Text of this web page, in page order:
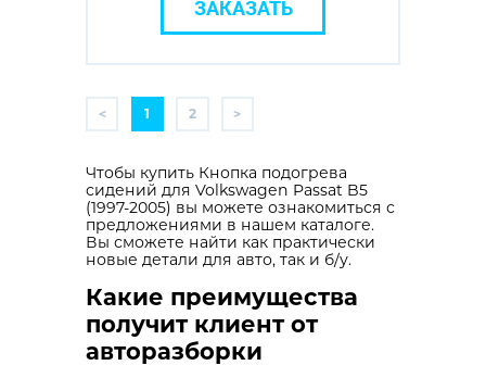
ЗАКАЗАТЬ
< 1 2 >
Чтобы купить Кнопка подогрева
сидений для Volkswagen Passat B5
(1997-2005) вы можете ознакомиться с
предложениями в нашем каталоге.
Вы сможете найти как практически
новые детали для авто, так и б/у.
Какие преимущества
получит клиент от
авторазборки